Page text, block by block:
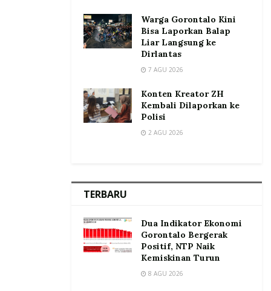
Warga Gorontalo Kini
Bisa Laporkan Balap
Liar Langsung ke
Dirlantas
7 AGU 2026
Konten Kreator ZH
Kembali Dilaporkan ke
Polisi
2 AGU 2026
TERBARU
Dua Indikator Ekonomi
Gorontalo Bergerak
Positif, NTP Naik
Kemiskinan Turun
8 AGU 2026